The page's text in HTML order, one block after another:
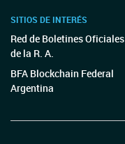
SITIOS DE INTERÉS
Red de Boletines Oficiales
de la R. A.
BFA Blockchain Federal
Argentina